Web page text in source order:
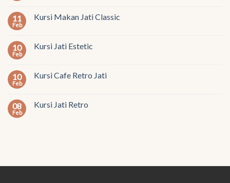
11
Feb
Kursi Makan Jati Classic
10
Feb
Kursi Jati Estetic
10
Feb
Kursi Cafe Retro Jati
08
Feb
Kursi Jati Retro